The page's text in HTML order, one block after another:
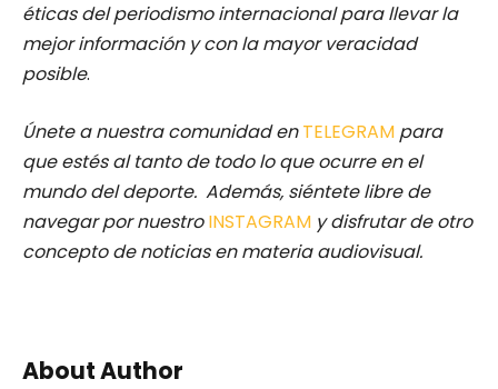
éticas del periodismo internacional para llevar la
mejor información y con la mayor veracidad
posible.
Únete a nuestra comunidad enTELEGRAM para
que estés al tanto de todo lo que ocurre en el
mundo del deporte. Además, siéntete libre de
navegar por nuestro INSTAGRAM y disfrutar de otro
concepto de noticias en materia audiovisual.
About Author